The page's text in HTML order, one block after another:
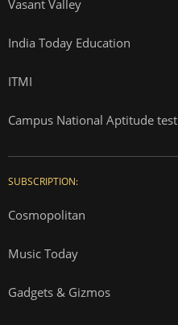
Vasant Valley
India Today Education
ITMI
Campus National Aptitude test
SUBSCRIPTION:
Cosmopolitan
Music Today
Gadgets & Gizmos